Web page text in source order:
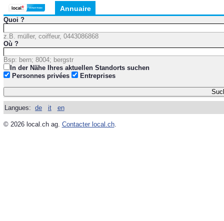
Annuaire
Quoi ?
z.B. müller, coiffeur, 0443086868
Où ?
Bsp: bern; 8004; bergstr
In der Nähe Ihres aktuellen Standorts suchen
Personnes privées
Entreprises
Langues: de it en
© 2026 local.ch ag. Contacter local.ch.